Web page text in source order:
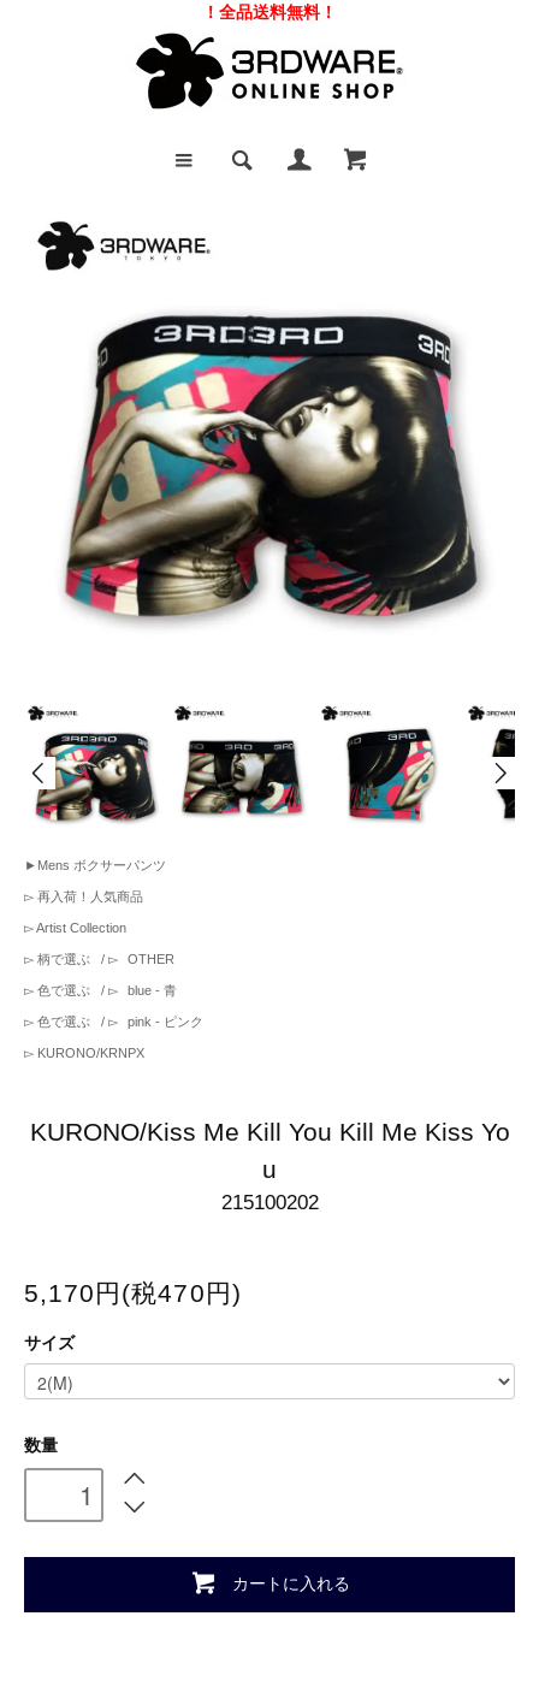
！全品送料無料！
► Mens ボクサーパンツ
▻ 再入荷！人気商品
▻Artist Collection
▻ 柄で選ぶ / ▻ OTHER
▻ 色で選ぶ / ▻ blue - 青
▻ 色で選ぶ / ▻ pink - ピンク
▻ KURONO/KRNPX
KURONO/Kiss Me Kill You Kill Me Kiss Yo
u
215100202
5,170円(税470円)
サイズ
数量
カートに入れる